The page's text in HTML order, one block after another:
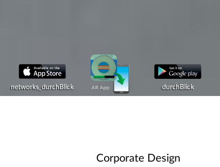
networks_durchBlick durchBlick
Corporate Design